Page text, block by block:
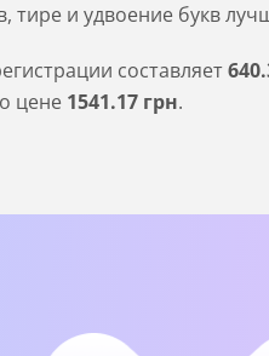
и удвоение букв
составляет640
цене 1541.17 грн.